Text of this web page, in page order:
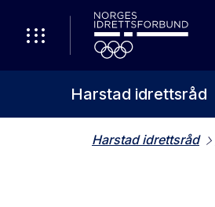
Harstad idrettsråd
Harstad idrettsråd